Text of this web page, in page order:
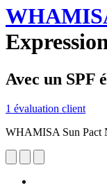
Avec un SPF
1 évaluation client
WHAMISA Sun Pact